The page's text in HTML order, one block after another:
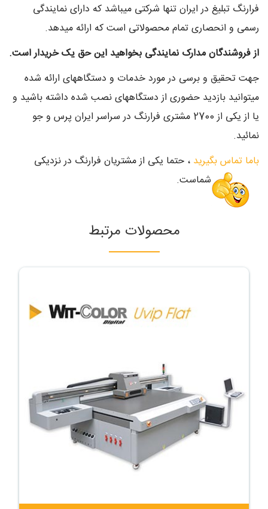
فرارنگ تبلیغ در ایران تنها شرکتی میباشد که دارای نمایندگی
رسمی و انحصاری تمام محصولاتی است که ارائه میدهد.
از فروشندگان مدارک نمایندگی بخواهید این حق یک خریدار است.
جهت تحقیق و برسی در مورد خدمات و دستگاههای ارائه شده
میتوانید بازدید حضوری از دستگاههای نصب شده داشته باشید و
یا از یکی از 2700 مشتری فرارنگ در سراسر ایران پرس و جو
نمائید.
باما تماس بگیرید ، حتما یکی از مشتریان فرارنگ در نزدیکی
شماست.
محصولات مرتبط